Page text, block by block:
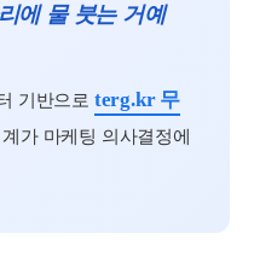
에 물 붓는 거예
기반으로 terg.kr 무
가 마케팅 의사결정에